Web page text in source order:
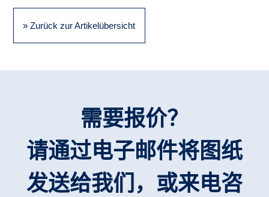
» Zurück zur Artikelübersicht
需要报价？
请通过电子邮件将图纸
发送给我们，或来电咨